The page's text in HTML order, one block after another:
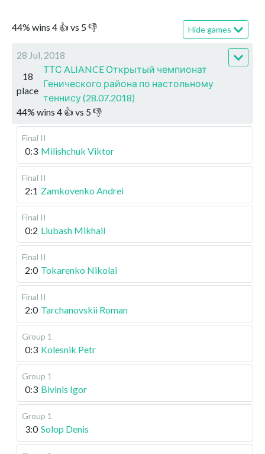
44% wins 4 👍 vs 5👎 Hide games
28 Jul, 2018
18
place
ТТС ALIANCE Открытый чемпионат
Генического района по настольному
теннису (28.07.2018)
44% wins 4 👍 vs 5 👎
Final II
0:3 Milishchuk Viktor
Final II
2:1 Zamkovenko Andrei
Final II
0:2 Liubash Mikhail
Final II
2:0 Tokarenko Nikolai
Final II
2:0 Tarchanovskii Roman
Group 1
0:3 Kolesnik Petr
Group 1
0:3 Bivinis Igor
Group 1
3:0 Solop Denis